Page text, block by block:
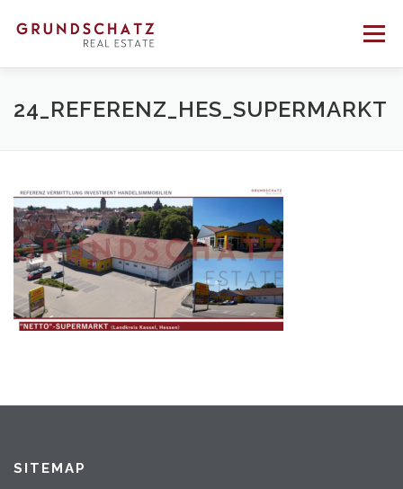
zum
Menü
PROFIL BERATUNG VERMITTLUNG
24_REFERENZ_HES_SUPERMARKT
SITEMAP